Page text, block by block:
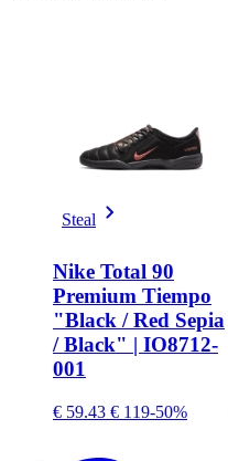
Steal
Nike Total 90
Premium Tiempo
"Black / Red Sepia
/ Black" | IO8712-
001
€ 59.43 € 119-50%